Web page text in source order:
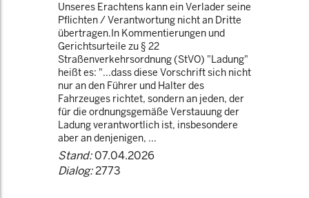
Unseres Erachtens kann ein Verlader seine
Pflichten / Verantwortung nicht an Dritte
übertragen.In Kommentierungen und
Gerichtsurteile zu § 22
Straßenverkehrsordnung (StVO) "Ladung"
heißt es: "...dass diese Vorschrift sich nicht
nur an den Führer und Halter des
Fahrzeuges richtet, sondern an jeden, der
für die ordnungsgemäße Verstauung der
Ladung verantwortlich ist, insbesondere
aber an denjenigen, ...
Stand:07.04.2026
Dialog:2773